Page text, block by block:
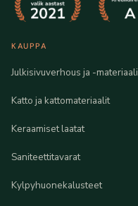
KAUPPA
Julkisivuverhous ja -materiaali
Katto ja kattomateriaalit
Keraamiset laatat
Saniteettitavarat
Kylpyhuonekalusteet